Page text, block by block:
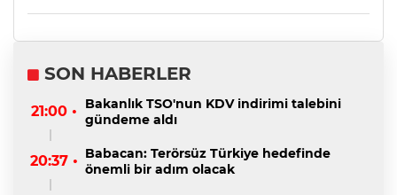
SON HABERLER
21:00 •
Bakanlık TSO'nun KDV indirimi talebini
gündeme aldı
20:37 • Babacan: Terörsüz Türkiye hedefinde
önemli bir adım olacak